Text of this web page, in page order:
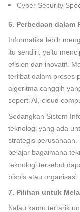
Cyber Security
6. Perbedaan dalam
Informatika lebih
itu sendiri, yaitu
efisien dan inovatif.
terlibat dalam proses
algoritma canggih
seperti AI, cloud
Sedangkan Sistem
teknologi yang ada
strategis perusahaan.
belajar bagaimana
teknologi tersebut
bisnis atau organisasi.
7. Pilihan untuk
Kalau kamu tertarik